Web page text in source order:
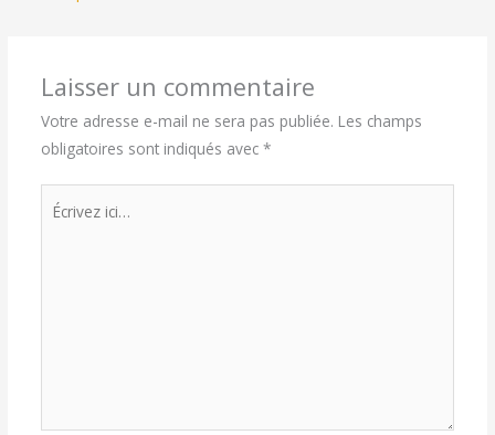
Laisser un commentaire
Votre adresse e-mail ne sera pas publiée. Les champs
obligatoires sont indiqués avec *
Écrivez